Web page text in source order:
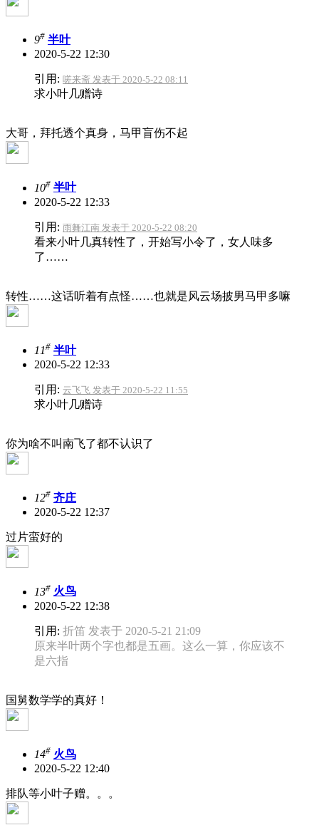
9# 半叶
2020-5-22 12:30
引用: 嗟来斋 发表于 2020-5-22 08:11
求小叶几赠诗
大哥，拜托透个真身，马甲盲伤不起
10# 半叶
2020-5-22 12:33
引用: 雨舞江南 发表于 2020-5-22 08:20
看来小叶几真转性了，开始写小令了，女人味多
了……
转性……这话听着有点怪……也就是风云场披男马甲多嘛
11# 半叶
2020-5-22 12:33
引用: 云飞飞 发表于 2020-5-22 11:55
求小叶几赠诗
你为啥不叫南飞了都不认识了
12# 齐庄
2020-5-22 12:37
过片蛮好的
13# 火鸟
2020-5-22 12:38
引用: 折笛 发表于 2020-5-21 21:09
原来半叶两个字也都是五画。这么一算，你应该不
是六指
国舅数学学的真好！
14# 火鸟
2020-5-22 12:40
排队等小叶子赠。。。